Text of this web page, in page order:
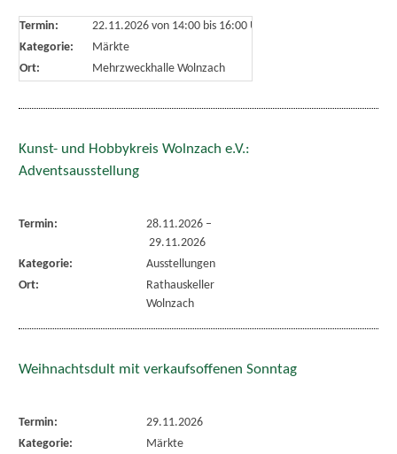
Termin: 22.11.2026 von 14:00bis 16:00 Uhr
Kategorie:
Märkte
Ort:
Mehrzweckhalle Wolnzach
Kunst- und Hobbykreis Wolnzach e.V.:
Adventsausstellung
Termin: 28.11.2026–
29.11.2026
Kategorie:
Ausstellungen
Ort:
Rathauskeller
Wolnzach
Weihnachtsdult mit verkaufsoffenen Sonntag
Termin:
29.11.2026
Kategorie:
Märkte